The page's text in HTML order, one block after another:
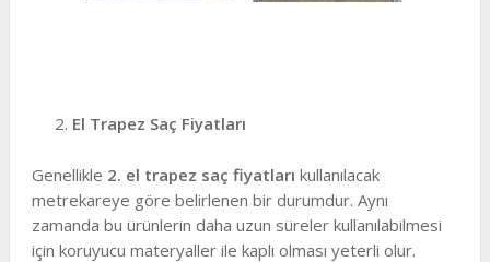
El Trapez Saç Fiyatları
Genellikle 2. el trapez saç fiyatları kullanılacak
metrekareye göre belirlenen bir durumdur. Aynı
zamanda bu ürünlerin daha uzun süreler kullanılabilmesi
için koruyucu materyaller ile kaplı olması yeterli olur.